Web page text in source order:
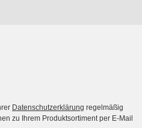
Datenschutzerklärung regelmäßig
zu Ihrem Produktsortiment per E-Mail